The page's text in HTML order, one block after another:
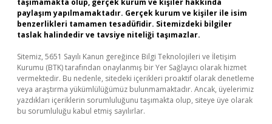
taşımamakta olup, gerçek kurum ve kişiler hakkında
paylaşım yapılmamaktadır. Gerçek kurum ve kişiler ile isim
benzerlikleri tamamen tesadüfidir. Sitemizdeki bilgiler
taslak halindedir ve tavsiye niteliği taşımazlar.
Sitemiz, 5651 Sayılı Kanun gereğince Bilgi Teknolojileri ve İletişim
Kurumu (BTK) tarafından onaylanmış bir Yer Sağlayıcı olarak hizmet
vermektedir. Bu nedenle, sitedeki içerikleri proaktif olarak denetleme
veya araştırma yükümlülüğümüz bulunmamaktadır. Ancak, üyelerimiz
yazdıkları içeriklerin sorumluluğunu taşımakta olup, siteye üye olarak
bu sorumluluğu kabul etmiş sayılırlar.